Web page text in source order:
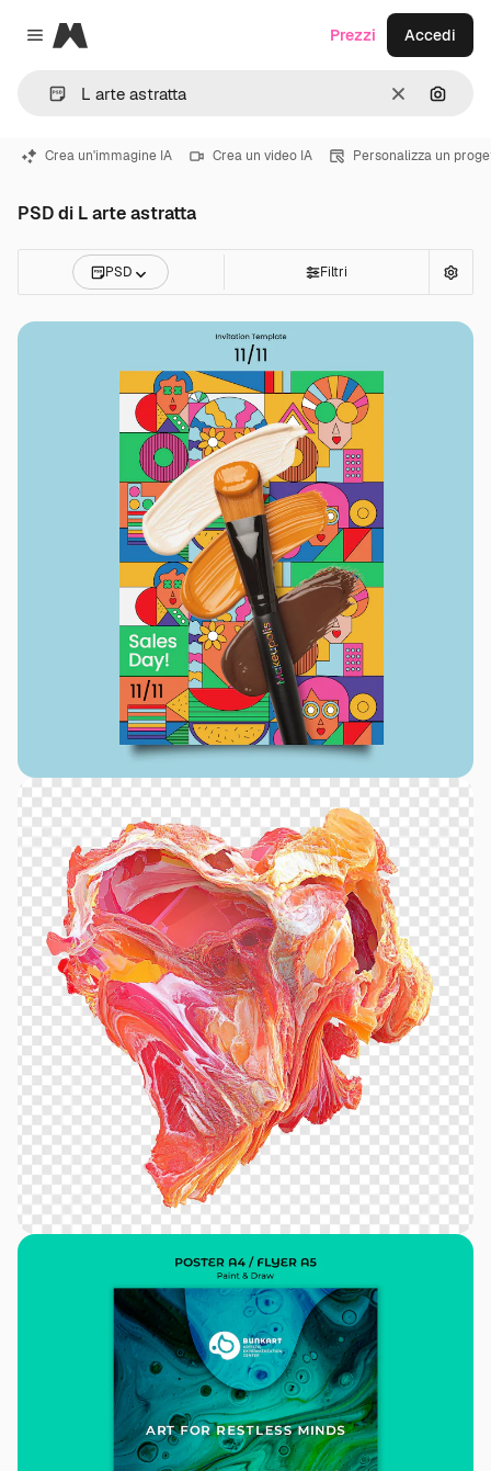
Close menu
Magnific
CancellaCerca
Prezzi Accedi
Crea un'immagine IA Crea un video IA Personalizza un
PSD di L arte astratta
PSD Filtri